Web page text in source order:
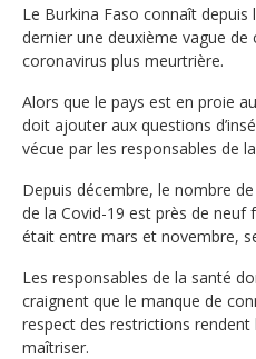
Le Burkina Faso connaît
dernier une deuxième vague
coronavirus plus meurtrière.
Alors que le pays est en proie
doit ajouter aux questions
vécue par les responsables de
Depuis décembre, le nombre
de la Covid-19 est près de neuf
était entre mars et novembre,
Les responsables de la santé
craignent que le manque de
respect des restrictions
maîtriser.